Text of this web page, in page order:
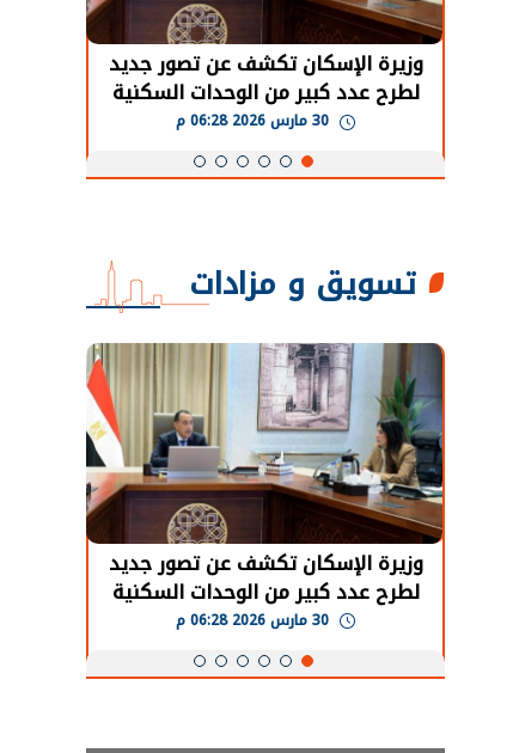
وزيرة الإسكان تكشف عن تصور جديد
لطرح عدد كبير من الوحدات السكنية
بنظام الإيجار
تسويق و مزادات
وزيرة الإسكان تكشف عن تصور جديد
لطرح عدد كبير من الوحدات السكنية
بنظام الإيجار